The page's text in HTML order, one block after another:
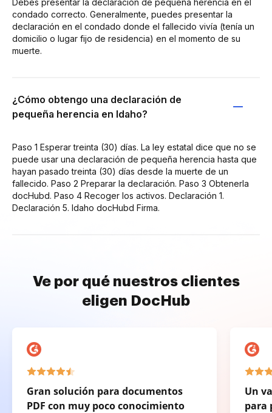
Debes presentar la declaración de pequeña herencia en el
condado correcto. Generalmente, puedes presentar la
declaración en el condado donde el fallecido vivía (tenía un
domicilio o lugar fijo de residencia) en el momento de su
muerte.
¿Cómo obtengo una declaración de
pequeña herencia en Idaho?
Paso 1 Esperar treinta (30) días. La ley estatal dice que no se
puede usar una declaración de pequeña herencia hasta que
hayan pasado treinta (30) días desde la muerte de un
fallecido. Paso 2 Preparar la declaración. Paso 3 Obtenerla
docHubd. Paso 4 Recoger los activos. Declaración 1.
Declaración 5. Idaho docHubd Firma.
Ve por qué nuestros clientes
eligen DocHub
Gran solución para documentos
PDF con muy poco conocimiento
Un
para